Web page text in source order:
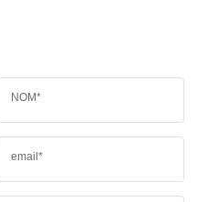
NOM*
email*